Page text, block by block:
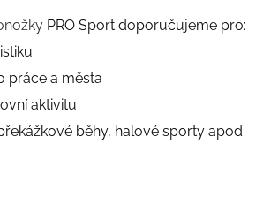
PRO Sport doporučujeme pro:
práce a města
aktivitu
běhy, halové sporty apod.